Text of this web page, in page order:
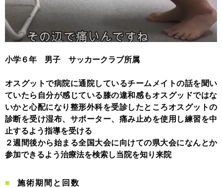
小学６年 男子 サッカークラブ所属
オスグットで病院に通院しているチームメイトの話を聞い
ていたら 自分が感じている膝の違和感もオスグッドではな
いかと心配になり 整形外科を受診したところオスグットの
診断を受け湿布、サポーター、痛み止めを使用し練習を中
止するよう指導を受ける
２週間後から始まる全国大会に向けての県大会になんとか
参加できるよう治療法を検索し当院を知り来院
施術期間と回数